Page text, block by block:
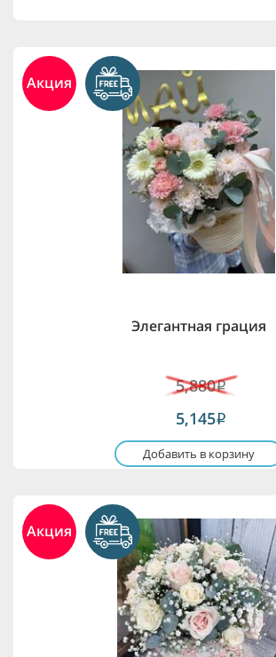
Акция
Элегантная грация
5,880i
5,145i
Добавить в корзину
Акция